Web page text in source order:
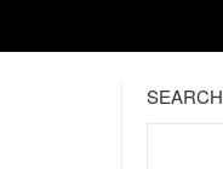
SEARCH